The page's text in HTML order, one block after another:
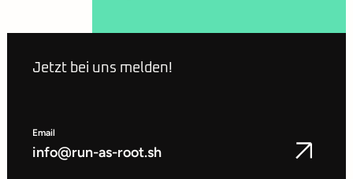
Jetzt bei uns melden!
Email
info@run-as-root.sh